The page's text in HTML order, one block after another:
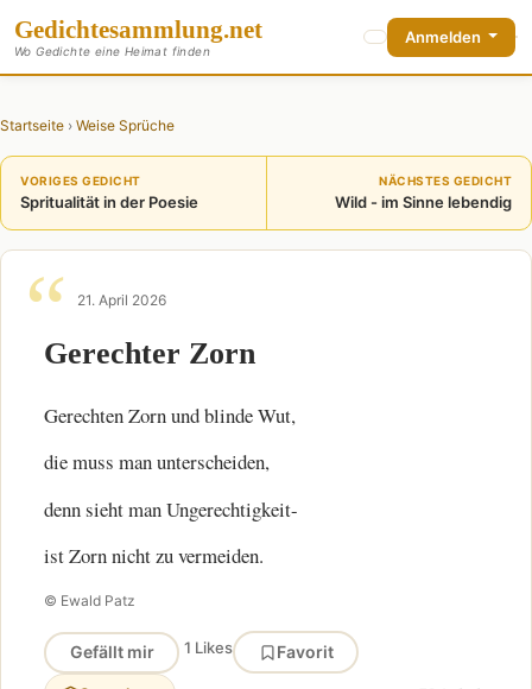
Gedichtesammlung.net
Wo Gedichte eine Heimat finden
Anmelden
Startseite › Weise Sprüche
VORIGES GEDICHT
Spritualität in der Poesie
NÄCHSTES GEDICHT
Wild - im Sinne lebendig
21. April 2026
Gerechter Zorn
Gerechten Zorn und blinde Wut,
die muss man unterscheiden,
denn sieht man Ungerechtigkeit-
ist Zorn nicht zu vermeiden.
© Ewald Patz
Gefällt mir 1 Likes Favorit